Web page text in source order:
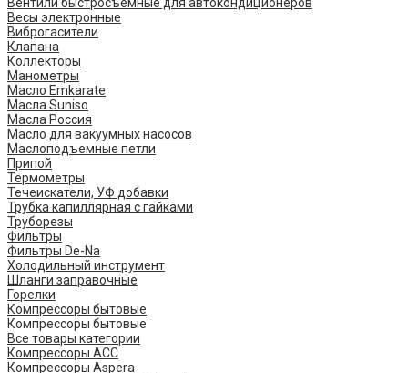
Вентили быстросъемные для автокондиционеров
Весы электронные
Виброгасители
Клапана
Коллекторы
Манометры
Масло Emkarate
Масла Suniso
Масла Россия
Масло для вакуумных насосов
Маслоподъемные петли
Припой
Термометры
Течеискатели, УФ добавки
Трубка капиллярная с гайками
Труборезы
Фильтры
Фильтры De-Na
Холодильный инструмент
Шланги заправочные
Горелки
Компрессоры бытовые
Компрессоры бытовые
Все товары категории
Компрессоры ACC
Компрессоры Aspera